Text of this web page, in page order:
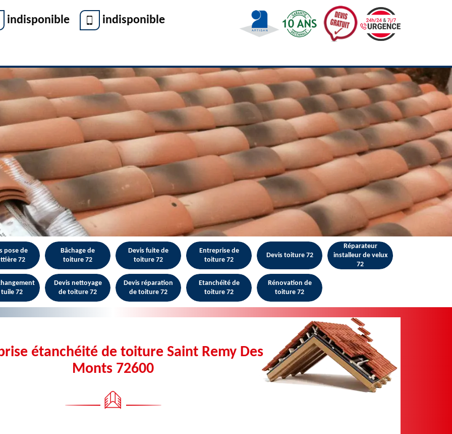
indisponible indisponible
pose de
72
Bâchage de
toiture 72
Devis fuite de
toiture 72
Entreprise de
toiture 72
Devis toiture 72
Réparateur
installeur de velux
72
72
Devis nettoyage
de toiture 72
Devis réparation
de toiture 72
Etanchéité de
toiture 72
Rénovation de
toiture 72
étanchéité de toiture Saint Remy Des
Monts 72600